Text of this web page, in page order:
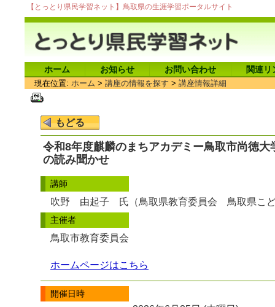
【とっとり県民学習ネット】鳥取県の生涯学習ポータルサイト
ホーム お知らせ お問い合わせ 関連リ
現在位置: ホーム > 講座の情報を探す > 講座情報詳細
令和8年度麒麟のまちアカデミー鳥取市尚徳
の読み聞かせ
講師
吹野 由起子 氏（鳥取県教育委員会 鳥取県こど
主催者
鳥取市教育委員会
ホームページはこちら
開催日時